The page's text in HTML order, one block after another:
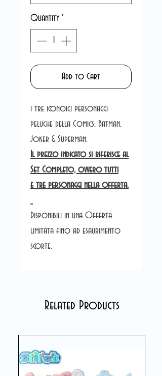
Quantity *
Add to Cart
i tre iconoici personaggi
peluche della Comics; Batman,
Joker & Superman.
Il prezzo indicato si riferisce al
Set Completo, ovvero tutti
e tre personaggi nella offerta.
Disponibili in una Offerta
limitata fino ad esaurimento
scorte.
Related Products